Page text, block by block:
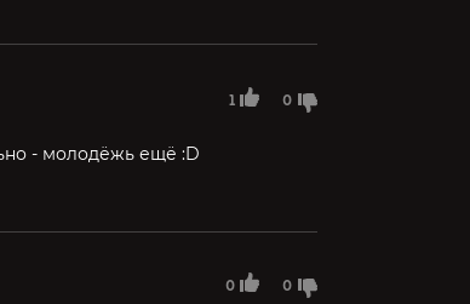
1 0
- молодёжь ещё :D
0 0